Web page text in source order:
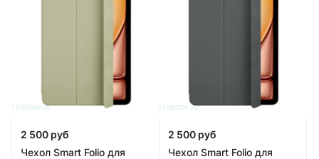
2 500 руб
Чехол Smart Folio для
2 500 руб
Чехол Smart Folio для